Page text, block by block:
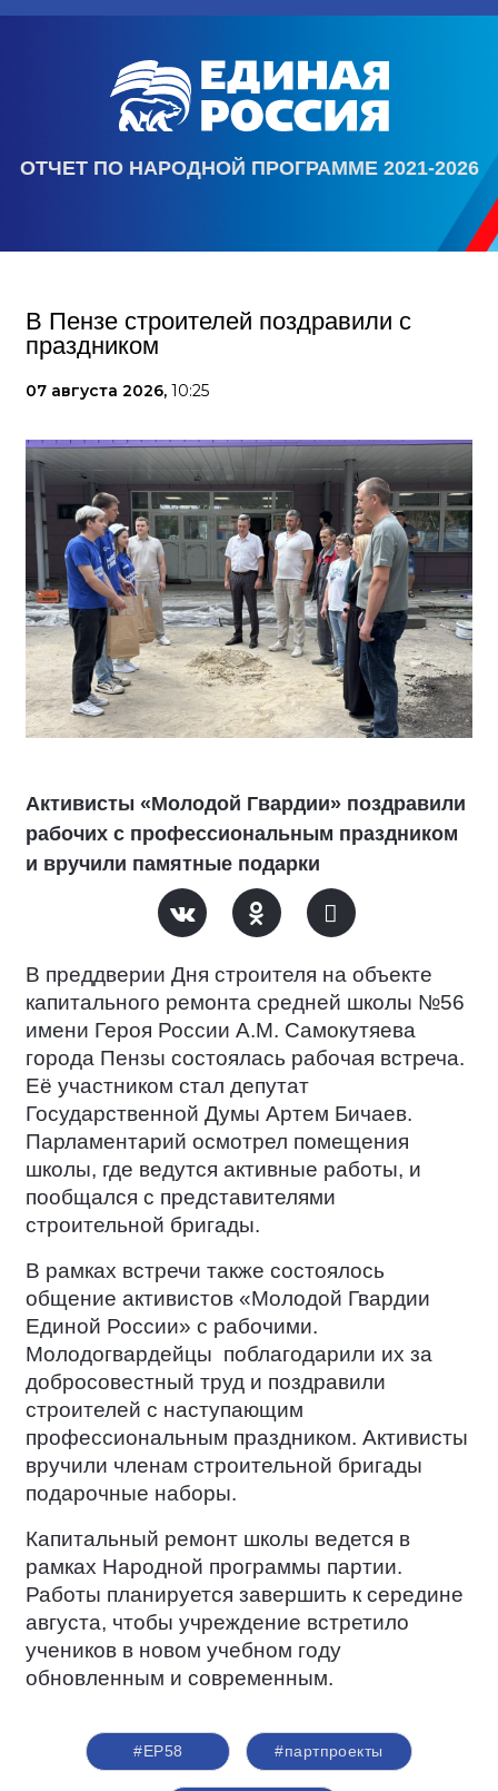
ОТЧЕТ ПО НАРОДНОЙ ПРОГРАММЕ 2021-2026
В Пензе строителей поздравили с
праздником
07 августа 2026, 10:25
Активисты «Молодой Гвардии» поздравили
рабочих с профессиональным праздником
и вручили памятные подарки
В преддверии Дня строителя на объекте
капитального ремонта средней школы №56
имени Героя России А.М. Самокутяева
города Пензы состоялась рабочая встреча.
Её участником стал депутат
Государственной Думы Артем Бичаев.
Парламентарий осмотрел помещения
школы, где ведутся активные работы, и
пообщался с представителями
строительной бригады.
В рамках встречи также состоялось
общение активистов «Молодой Гвардии
Единой России» с рабочими.
Молодогвардейцы поблагодарили их за
добросовестный труд и поздравили
строителей с наступающим
профессиональным праздником. Активисты
вручили членам строительной бригады
подарочные наборы.
Капитальный ремонт школы ведется в
рамках Народной программы партии.
Работы планируется завершить к середине
августа, чтобы учреждение встретило
учеников в новом учебном году
обновленным и современным.
#ЕР58 #партпроекты